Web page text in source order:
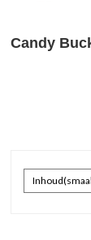
Candy